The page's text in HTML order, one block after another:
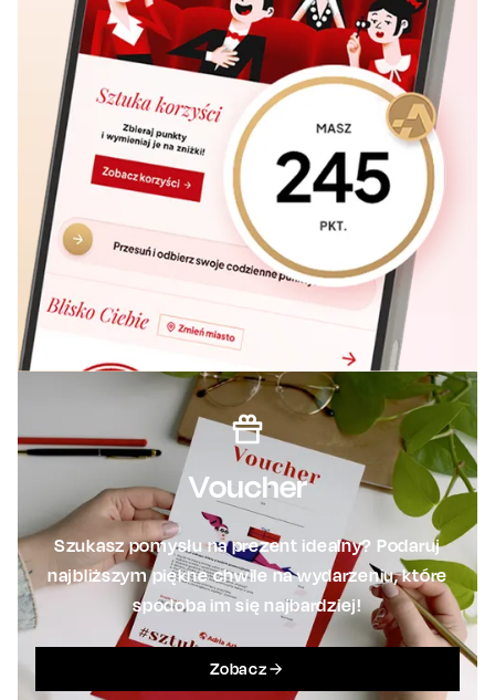
Voucher
Szukasz pomysłu na prezent idealny? Podaruj
najbliższym piękne chwile na wydarzeniu, które
spodoba im się najbardziej!
Zobacz